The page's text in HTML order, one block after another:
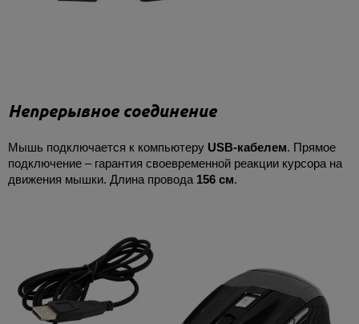
Непрерывное соединение
Мышь подключается к компьютеру USB-кабелем. Прямое
подключение – гарантия своевременной реакции курсора на
движения мышки. Длина провода 156 см.